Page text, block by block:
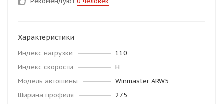
Характеристики
Индекс нагрузки
110
Индекс скорости
H
Модель автошины
Winmaster ARW5
Ширина профиля
275
недели
plait.ru